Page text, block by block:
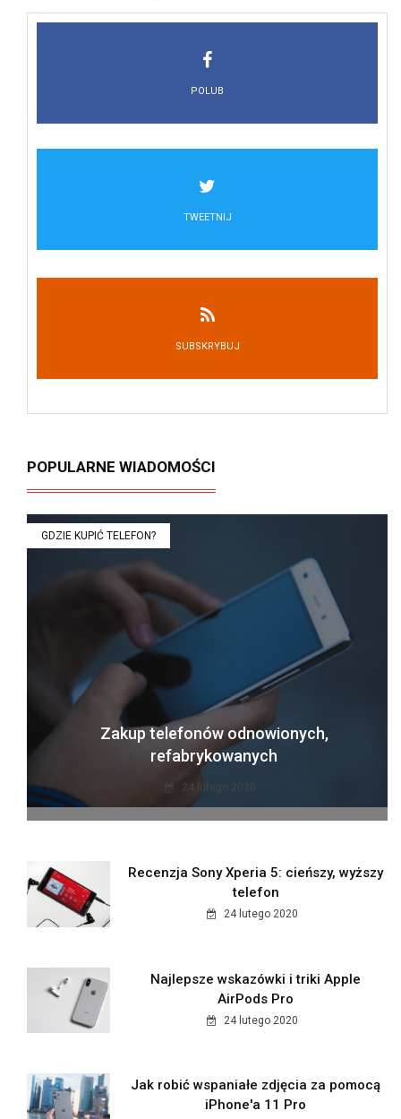
POLUB
TWEETNIJ
SUBSKRYBUJ
POPULARNE WIADOMOŚCI
GDZIE KUPIĆ TELEFON?
Zakup telefonów odnowionych,
refabrykowanych
24 lutego 2020
Recenzja Sony Xperia 5: cieńszy, wyższy
telefon
24 lutego 2020
Najlepsze wskazówki i triki Apple
AirPods Pro
24 lutego 2020
Jak robić wspaniałe zdjęcia za pomocą
iPhone'a 11 Pro